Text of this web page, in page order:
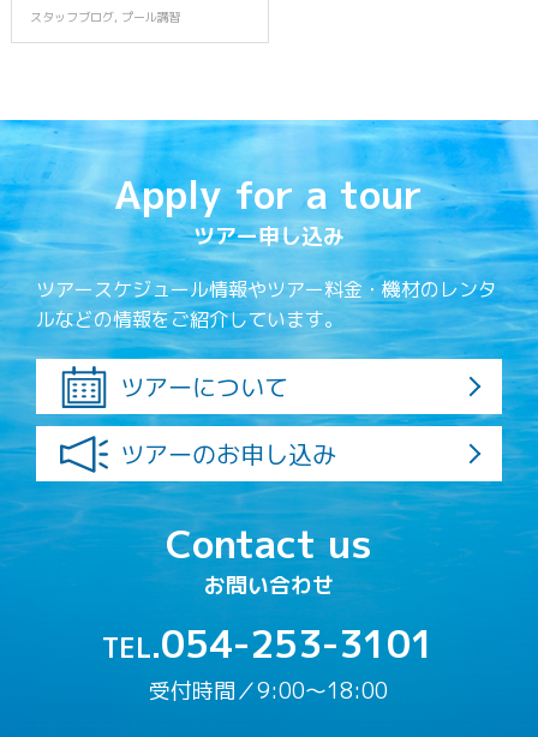
スタッフブログ, プール講習
Apply for a tour
ツアー申し込み
ツアースケジュール情報やツアー料金・機材のレンタ
ルなどの情報をご紹介しています。
ツアーについて
ツアーのお申し込み
Contact us
お問い合わせ
TEL.054-253-3101
受付時間／9:00〜18:00